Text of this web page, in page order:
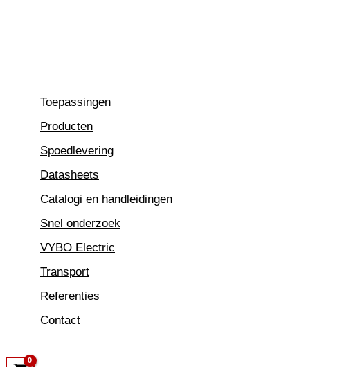
Toepassingen
Producten
Spoedlevering
Datasheets
Catalogi en handleidingen
Snel onderzoek
VYBO Electric
Transport
Referenties
Contact